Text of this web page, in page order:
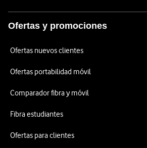
Ofertas y promociones
Ofertas nuevos clientes
Ofertas portabilidad móvil
Comparador fibra y móvil
Fibra estudiantes
Ofertas para clientes